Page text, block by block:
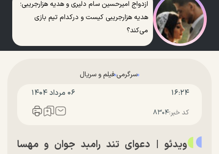
ازدواج امیرحسین سام دلیری و هدیه هزارجریبی؛
هدیه هزارجریبی کیست و درکدام تیم بازی
می‌کند؟
سرگرمی فیلم و سریال
۱۶:۲۴ ۰۶ مرداد ۱۴۰۴
کد خبر:۸۳۰۴
ویدئو | دعوای تند رامبد جوان و مهسا